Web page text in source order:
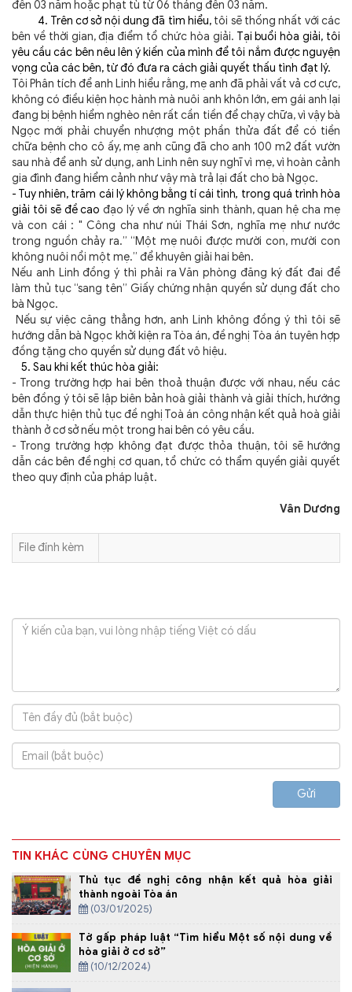
đến 03 năm hoặc phạt tù từ 06 tháng đến 03 năm.
4. Trên cơ sở nội dung đã tìm hiểu, tôi sẽ thống nhất với các
bên về thời gian, địa điểm tổ chức hòa giải. Tại buổi hòa giải, tôi
yêu cầu các bên nêu lên ý kiến của mình để tôi nắm được nguyện
vọng của các bên, từ đó đưa ra cách giải quyết thấu tình đạt lý.
Tôi Phân tích để anh Linh hiểu rằng, mẹ anh đã phải vất vả cơ cực,
không có điều kiện học hành mà nuôi anh khôn lớn, em gái anh lại
đang bị bệnh hiểm nghèo nên rất cần tiền để chạy chữa, vì vậy bà
Ngọc mới phải chuyển nhượng một phần thửa đất để có tiền
chữa bệnh cho cô ấy, mẹ anh cũng đã cho anh 100 m2 đất vườn
sau nhà để anh sử dụng, anh Linh nên suy nghĩ vì mẹ, vì hoàn cảnh
gia đình đang hiểm cảnh như vậy mà trả lại đất cho bà Ngọc.
- Tuy nhiên, trăm cái lý không bằng tí cái tình, trong quá trình hòa
giải tôi sẽ đề caođạo lý về ơn nghĩa sinh thành, quan hệ cha mẹ
và con cái : " Công cha như núi Thái Sơn, nghĩa mẹ như nước
trong nguồn chảy ra.” “Một mẹ nuôi được mười con, mười con
không nuôi nổi một mẹ.” để khuyên giải hai bên.
Nếu anh Linh đồng ý thì phải ra Văn phòng đăng ký đất đai để
làm thủ tục “sang tên” Giấy chứng nhận quyền sử dụng đất cho
bà Ngọc.
Nếu sự việc căng thẳng hơn, anh Linh không đồng ý thì tôi sẽ
hướng dẫn bà Ngọc khởi kiện ra Tòa án, đề nghị Tòa án tuyên hợp
đồng tặng cho quyền sử dụng đất vô hiệu.
5. Sau khi kết thúc hòa giải:
- Trong trường hợp hai bên thoả thuận được với nhau, nếu các
bên đồng ý tôi sẽ lập biên bản hoà giải thành và giải thích, hướng
dẫn thực hiện thủ tục đề nghị Toà án công nhận kết quả hoà giải
thành ở cơ sở nếu một trong hai bên có yêu cầu.
- Trong trường hợp không đạt được thỏa thuận, tôi sẽ hướng
dẫn các bên đề nghị cơ quan, tổ chức có thẩm quyền giải quyết
theo quy định của pháp luật.
Vân Dương
File đính kèm
Gửi
TIN KHÁC CÙNG CHUYÊN MỤC
Thủ tục đề nghị công nhận kết quả hòa giải
thành ngoài Tòa án
(03/01/2025)
Tờ gấp pháp luật “Tìm hiểu Một số nội dung về
hòa giải ở cơ sở”
(10/12/2024)